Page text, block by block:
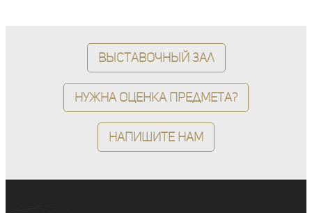
Выставочный зал
Нужна оценка предмета?
Напишите нам